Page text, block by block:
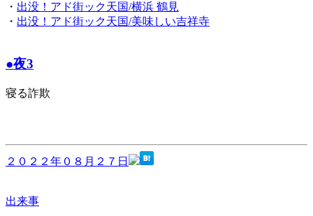
・ 出没！アド街ック天国/横浜 鶴見
・ 出没！アド街ック天国/美味しい吉祥寺
●夜3
寝る詐欺
２０２２年０８月２７日
出来事